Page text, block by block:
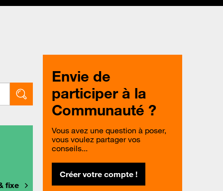
fixe
Envie de
participer à la
Communauté ?
Vous avez une question à poser,
vous voulez partager vos
conseils...
Créer votre compte !